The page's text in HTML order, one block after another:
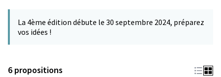
−
La 4ème édition débute le 30 septembre 2024, préparez
vos idées !
6 propositions